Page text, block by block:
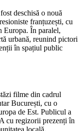
deschisă o nouă
franțuzești, cu
Europa. În paralel,
urbană, reunind pictori
în spațiul public
filme din cadrul
București, cu o
de Est. Publicul a
cu regizorii prezenți în
locală.